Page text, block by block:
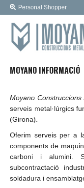
Personal Shopper
MOYANO INFORMACIÓ
Moyano Construccions
serveis metal·lúrgics
(Girona).
Oferim serveis per a
components de
carboni i alumini.
subcontractació
soldadura i